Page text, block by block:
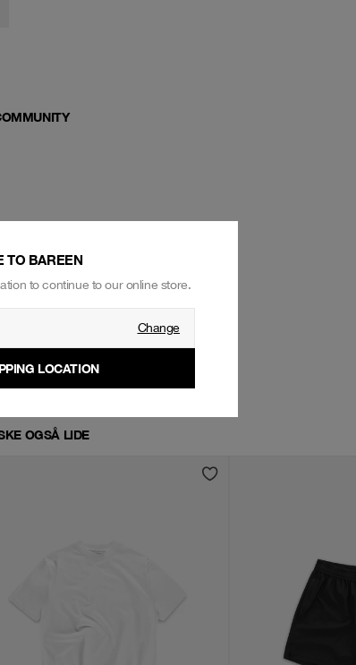
OGSÅ LIDE
TO BAREEN
to continue to our online store.
Change
LOCATION